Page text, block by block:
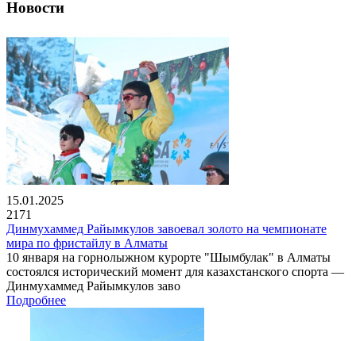
Новости
15.01.2025
2171
Динмухаммед Райымкулов завоевал золото на чемпионате
мира по фристайлу в Алматы
10 января на горнолыжном курорте "Шымбулак" в Алматы
состоялся исторический момент для казахстанского спорта —
Динмухаммед Райымкулов заво
Подробнее